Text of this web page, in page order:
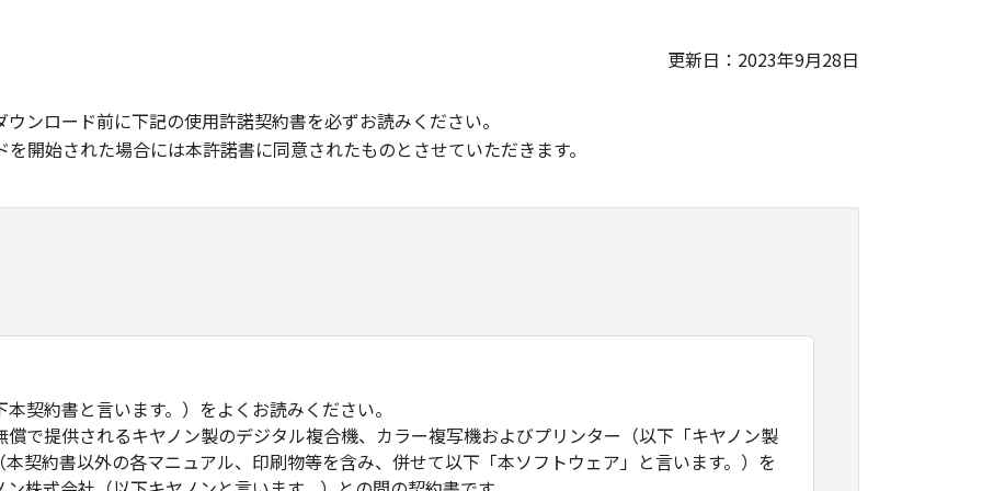
更新日：2023年9月28日
ウンロード前に下記の使用許諾契約書を必ずお読みください。
を開始された場合には本許諾書に同意されたものとさせていただきます。
契約書と言います。）をよくお読みください。
で提供されるキヤノン製のデジタル複合機、カラー複写機およびプリンター（以下「キヤノン製
契約書以外の各マニュアル、印刷物等を含み、併せて以下「本ソフトウェア」と言います。）を